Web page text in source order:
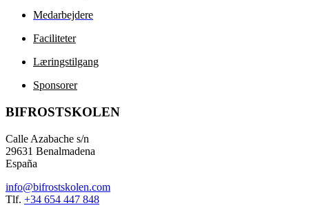
Medarbejdere
Faciliteter
Læringstilgang
Sponsorer
BIFROSTSKOLEN
Calle Azabache s/n
29631 Benalmadena
España
info@bifrostskolen.com
Tlf. +34 654 447 848